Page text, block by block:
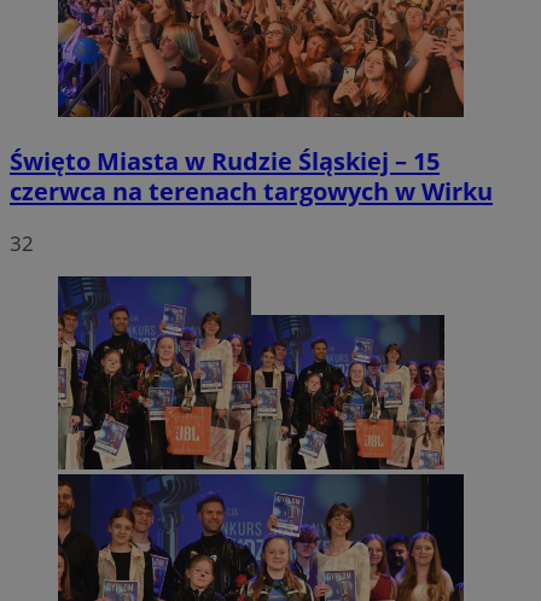
Święto Miasta w Rudzie Śląskiej – 15
czerwca na terenach targowych w Wirku
32